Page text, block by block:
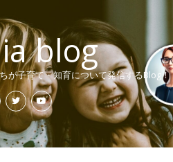
blog
が子育て・知育について発信するBlog！